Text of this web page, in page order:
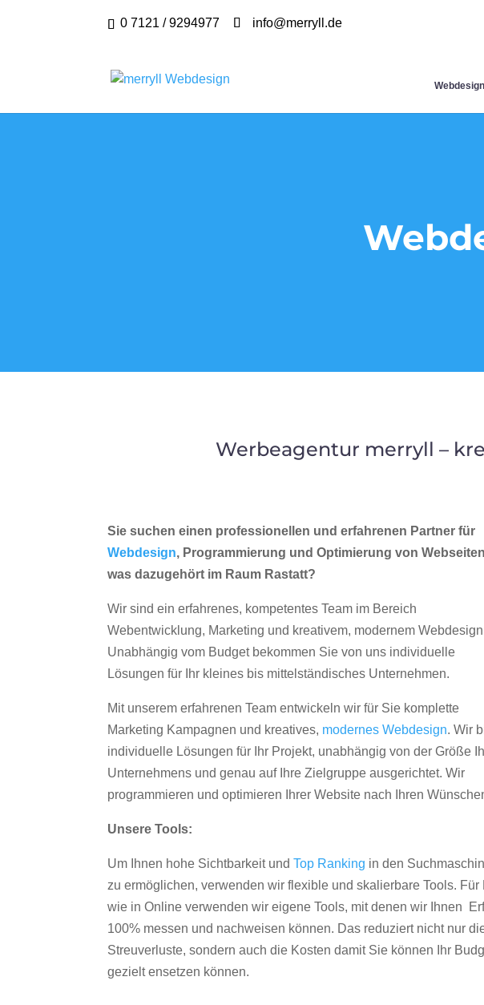
0 7121 / 9294977 info@merryll.de
Webdesign
Werbeagentur merryll –
Sie suchen einen professionellen und erfahrenen Partner für
Webdesign, Programmierung und Optimierung von
was dazugehört im Raum Rastatt?
Wir sind ein erfahrenes, kompetentes Team im Bereich
Webentwicklung, Marketing und kreativem, modernem
Unabhängig vom Budget bekommen Sie von uns individuelle
Lösungen für Ihr kleines bis mittelständisches Unternehmen.
Mit unserem erfahrenen Team entwickeln wir für Sie komplette
Marketing Kampagnen und kreatives, modernes Webdesign. Wir
individuelle Lösungen für Ihr Projekt, unabhängig von der Größe
Unternehmens und genau auf Ihre Zielgruppe ausgerichtet. Wir
programmieren und optimieren Ihrer Website nach Ihren
Unsere Tools:
Um Ihnen hohe Sichtbarkeit undTop Ranking in den
zu ermöglichen, verwenden wir flexible und skalierbare Tools. Für
wie in Online verwenden wir eigene Tools, mit denen wir Ihnen
100% messen und nachweisen können. Das reduziert nicht nur
Streuverluste, sondern auch die Kosten damit Sie können Ihr
gezielt ensetzen können.